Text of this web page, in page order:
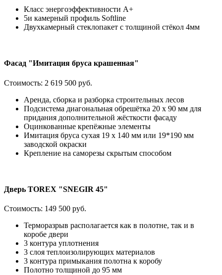
Класс энергоэффективности А+
5и камерный профиль Softline
Двухкамерный стеклопакет с толщиной стёкол 4мм
Фасад "Имитация бруса крашенная"
Стоимость: 2 619 500 руб.
Аренда, сборка и разборка строительных лесов
Подсистема диагональная обрешётка 20 х 90 мм для
придания дополнительной жёсткости фасаду
Оцинкованные крепёжные элементы
Имитация бруса сухая 19 х 140 мм или 19*190 мм
заводской окраски
Крепление на саморезы скрытым способом
Дверь TOREX "SNEGIR 45"
Стоимость: 149 500 руб.
Терморазрыв располагается как в полотне, так и в
коробе двери
3 контура уплотнения
3 слоя теплоизолирующих материалов
3 контура примыкания полотна к коробу
Полотно толщиной до 95 мм